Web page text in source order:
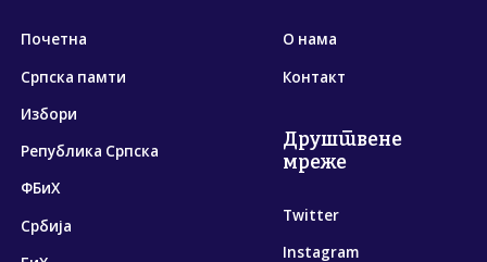
Почетна
Српска памти
Избори
Република Српска
ФБиХ
Србија
О нама
Контакт
Друштвене
мреже
Twitter
Instagram